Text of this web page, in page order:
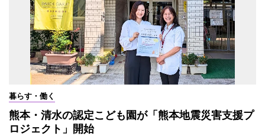
暮らす・働く
熊本・清水の認定こども園が「熊本地震災害支援プ
ロジェクト」開始